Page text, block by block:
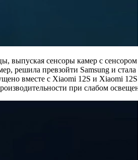
выпуская сенсоры камер с
решила превзойти Samsung и
вместе с Xiaomi 12S и Xiaomi
при слабом